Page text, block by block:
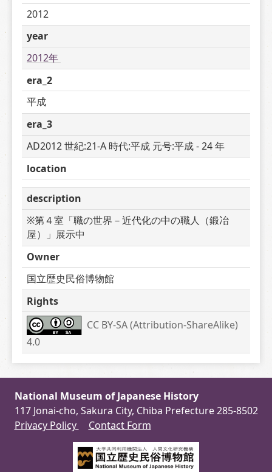
2012
year
2012年
era_2
平成
era_3
AD2012 世紀:21-A 時代:平成 元号:平成 - 24 年
location
description
※第４室「職の世界－近代化の中の職人（鍛冶
屋）」展示中
Owner
国立歴史民俗博物館
Rights
CC BY-SA (Attribution-ShareAlike)
4.0
National Museum of Japanese History
117 Jonai-cho, Sakura City, Chiba Prefecture 285-8502
Privacy Policy
Contact Form